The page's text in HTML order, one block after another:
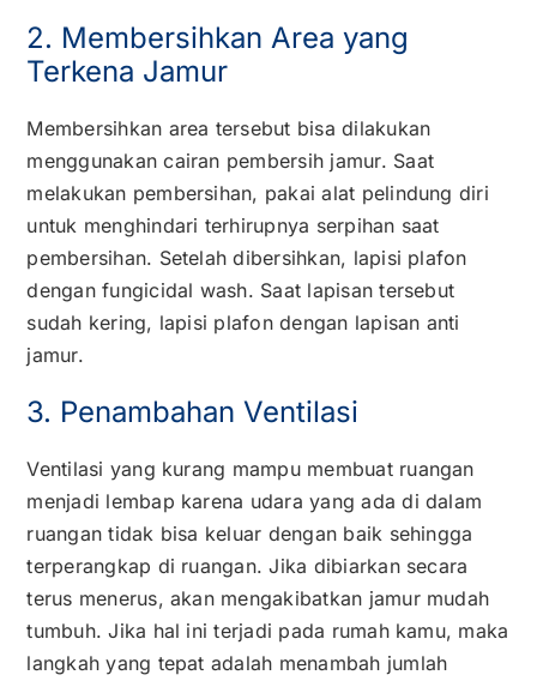
2. Membersihkan Area yang
Terkena Jamur
Membersihkan area tersebut bisa dilakukan
menggunakan cairan pembersih jamur. Saat
melakukan pembersihan, pakai alat pelindung diri
untuk menghindari terhirupnya serpihan saat
pembersihan. Setelah dibersihkan, lapisi plafon
dengan fungicidal wash. Saat lapisan tersebut
sudah kering, lapisi plafon dengan lapisan anti
jamur.
3. Penambahan Ventilasi
Ventilasi yang kurang mampu membuat ruangan
menjadi lembap karena udara yang ada di dalam
ruangan tidak bisa keluar dengan baik sehingga
terperangkap di ruangan. Jika dibiarkan secara
terus menerus, akan mengakibatkan jamur mudah
tumbuh. Jika hal ini terjadi pada rumah kamu, maka
langkah yang tepat adalah menambah jumlah